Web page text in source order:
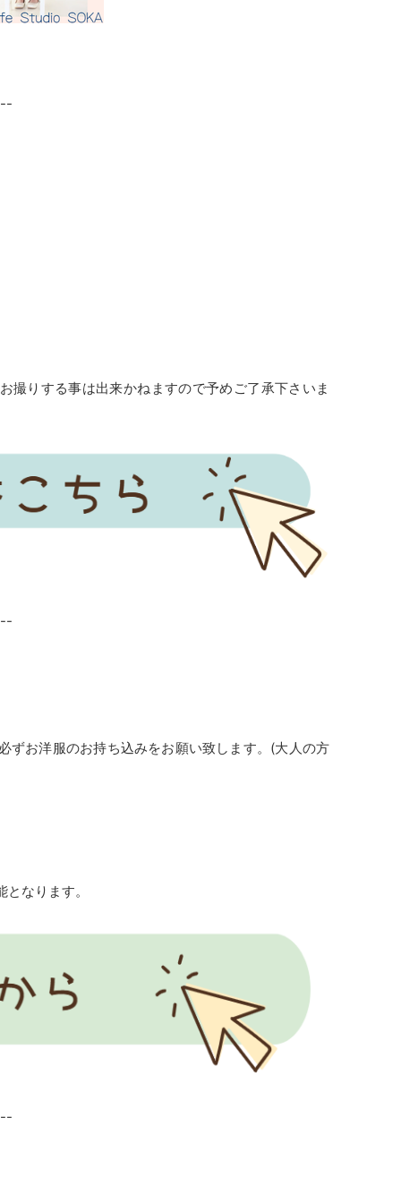
りする事は出来かねますので予めご了承下さいま
ずお洋服のお持ち込みをお願い致します。(大人の方
なります。